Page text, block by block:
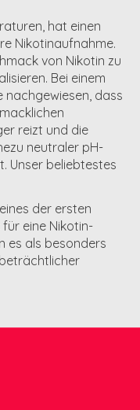
hat einen
Nikotinaufnahme.
von Nikotin zu
Bei einem
dass
reizt und die
neutraler pH-
Unser beliebtestes
der ersten
eine Nikotin-
es als besonders